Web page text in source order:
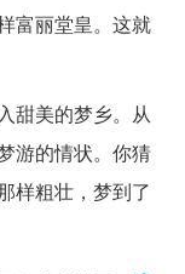
富丽堂皇。这就
甜美的梦乡。从
游的情状。你猜
样粗壮，梦到了